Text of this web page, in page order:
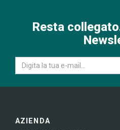
Resta
AZIENDA